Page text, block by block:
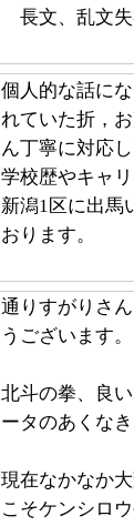
長文、乱文失
個人的な話に
れていた折，
ん丁寧に対応
学校歴やキャ
新潟1区に出馬
おります。
通りすがりさ
うございます。
北斗の拳、良
ータのあくな
現在なかなか
こそケンシロ